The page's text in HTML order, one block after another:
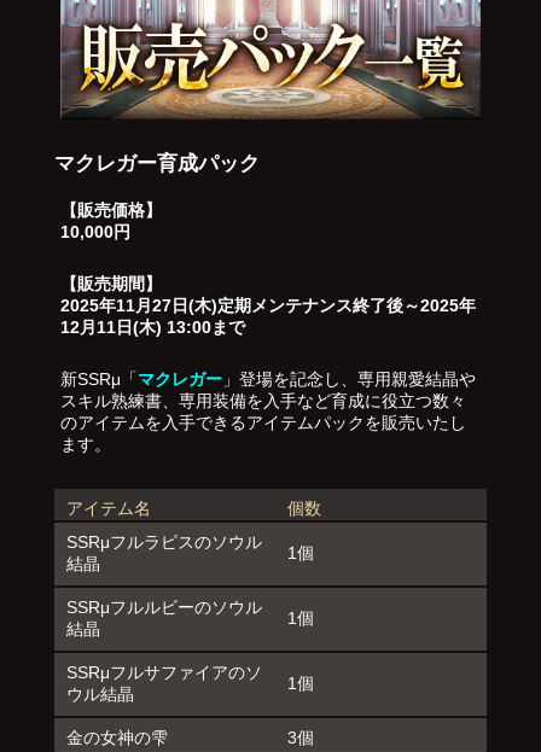
マクレガー育成パック
【販売価格】
10,000円
【販売期間】
2025年11月27日(木)定期メンテナンス終了後～2025年
12月11日(木) 13:00まで
新SSRμ「マクレガー」登場を記念し、専用親愛結晶や
スキル熟練書、専用装備を入手など育成に役立つ数々
のアイテムを入手できるアイテムパックを販売いたし
ます。
アイテム名
個数
SSRμフルラピスのソウル
結晶
1個
SSRμフルルビーのソウル
結晶
1個
SSRμフルサファイアのソ
ウル結晶
1個
金の女神の雫 3個